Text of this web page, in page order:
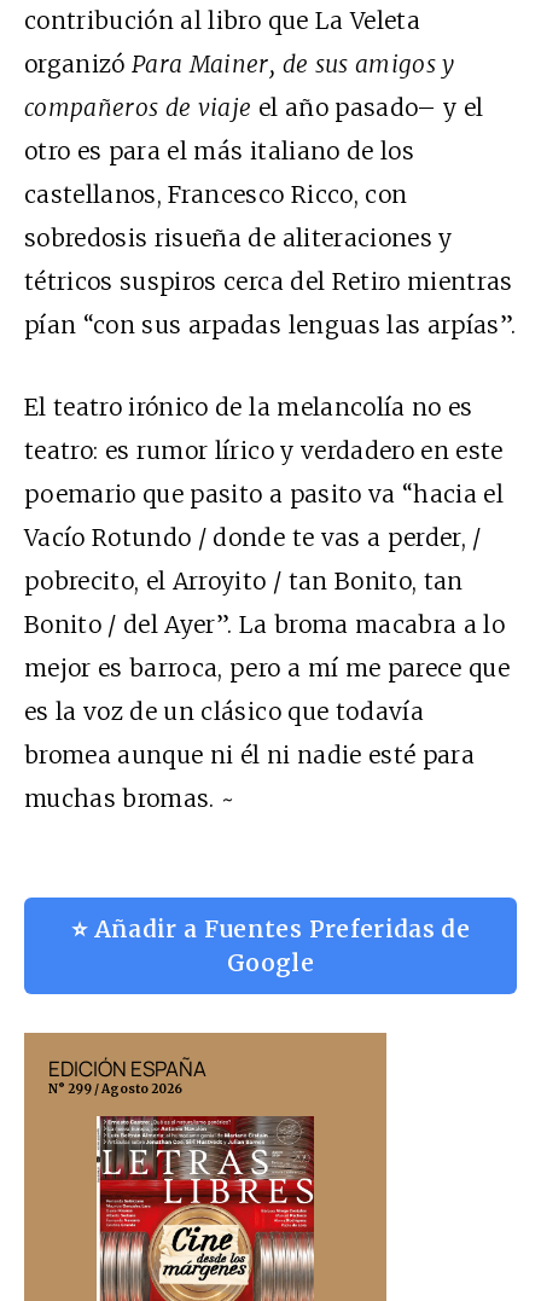
contribución al libro que La Veleta
organizó Para Mainer, de sus amigos y
compañeros de viaje el año pasado– y el
otro es para el más italiano de los
castellanos, Francesco Ricco, con
sobredosis risueña de aliteraciones y
tétricos suspiros cerca del Retiro mientras
pían “con sus arpadas lenguas las arpías”.
El teatro irónico de la melancolía no es
teatro: es rumor lírico y verdadero en este
poemario que pasito a pasito va “hacia el
Vacío Rotundo / donde te vas a perder, /
pobrecito, el Arroyito / tan Bonito, tan
Bonito / del Ayer”. La broma macabra a lo
mejor es barroca, pero a mí me parece que
es la voz de un clásico que todavía
bromea aunque ni él ni nadie esté para
muchas bromas. ~
⭐ Añadir a Fuentes Preferidas de
Google
EDICIÓN ESPAÑA
N° 299 / Agosto 2026